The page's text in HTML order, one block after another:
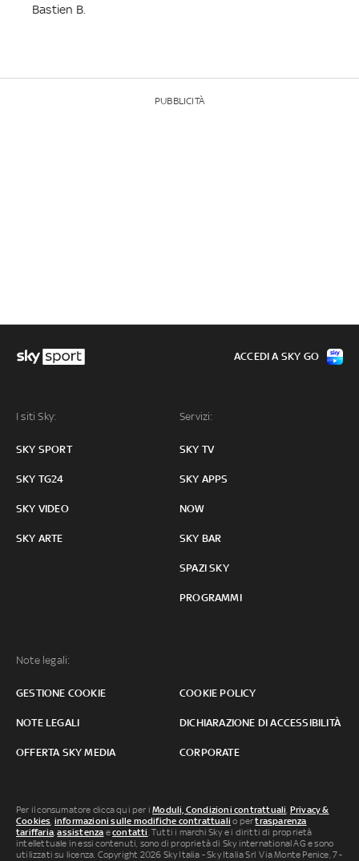
Bastien B.
PUBBLICITÀ
I siti Sky:
SKY SPORT
SKY TG24
SKY VIDEO
SKY ARTE
Servizi:
SKY TV
SKY APPS
NOW
SKY BAR
SPAZI SKY
PROGRAMMI
Note legali:
GESTIONE COOKIE COOKIE POLICY
NOTE LEGALI DICHIARAZIONE DI ACCESSIBILITÀ
OFFERTA SKY MEDIA CORPORATE
ACCEDI A SKY GO
Per il consumatore clicca qui per iModuli, Condizioni contrattuali Privacy &
Cookies informazioni sulle modifiche contrattuali o pertrasparenza
tariffaria ,assistenza econtatti . Tutti i marchi Sky e i diritti di proprietà
intellettuale in essi contenuti, sono di proprietà di Sky international AG e sono
utilizzati su licenza. Copyright 2026 Sky Italia - Sky Italia Srl Via Monte Penice, 7 -